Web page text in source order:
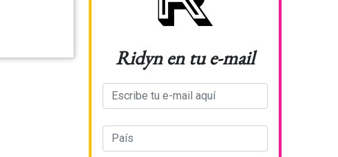
Ridyn en tu e-mail